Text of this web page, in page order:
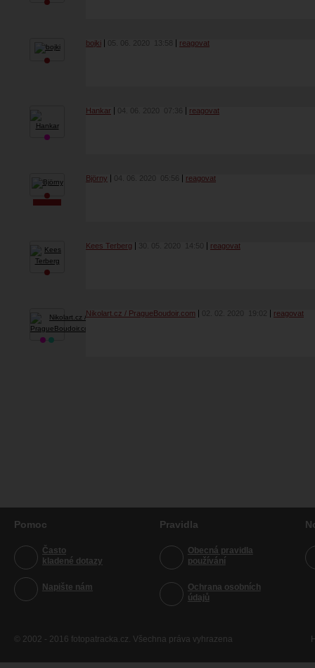
bojki 05. 06. 2020 13:58 reagovat
Hankar 04. 06. 2020 07:36 reagovat
Björny 04. 06. 2020 05:56 reagovat
Kees Terberg 30. 05. 2020 14:50 reagovat
Nikolart.cz / PragueBoudoir.com 19:02 reagovat
Pomoc
Často
kladené dotazy
Napište nám
Pravidla
Obecná pravidla
používání
Ochrana osobních
údajů
© 2002 - 2016 fotopatracka.cz. Všechna práva vyhrazena